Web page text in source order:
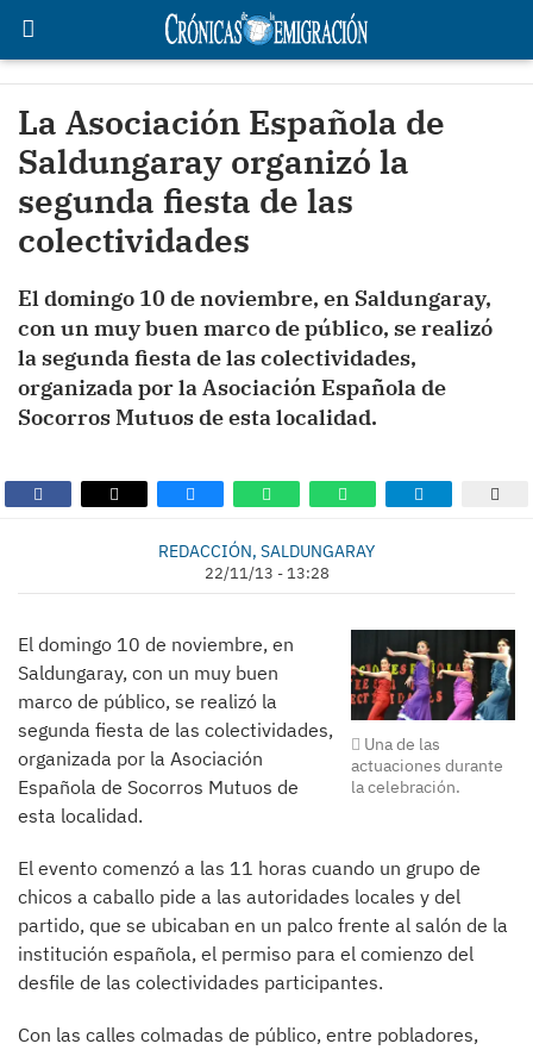
La Asociación Española de
Saldungaray organizó la
segunda fiesta de las
colectividades
El domingo 10 de noviembre, en Saldungaray,
con un muy buen marco de público, se realizó
la segunda fiesta de las colectividades,
organizada por la Asociación Española de
Socorros Mutuos de esta localidad.
REDACCIÓN, SALDUNGARAY
22/11/13 - 13:28
Una de las
actuaciones durante
la celebración.
El domingo 10 de noviembre, en
Saldungaray, con un muy buen
marco de público, se realizó la
segunda fiesta de las colectividades,
organizada por la Asociación
Española de Socorros Mutuos de
esta localidad.
El evento comenzó a las 11 horas cuando un grupo de
chicos a caballo pide a las autoridades locales y del
partido, que se ubicaban en un palco frente al salón de la
institución española, el permiso para el comienzo del
desfile de las colectividades participantes.
Con las calles colmadas de público, entre pobladores,